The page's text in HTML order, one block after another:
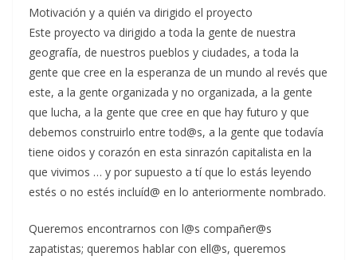
Motivación y a quién va dirigido el proyecto
Este proyecto va dirigido a toda la gente de nuestra
geografía, de nuestros pueblos y ciudades, a toda la
gente que cree en la esperanza de un mundo al revés que
este, a la gente organizada y no organizada, a la gente
que lucha, a la gente que cree en que hay futuro y que
debemos construirlo entre tod@s, a la gente que todavía
tiene oidos y corazón en esta sinrazón capitalista en la
que vivimos … y por supuesto a tí que lo estás leyendo
estés o no estés incluíd@ en lo anteriormente nombrado.
Queremos encontrarnos con l@s compañer@s
zapatistas; queremos hablar con ell@s, queremos